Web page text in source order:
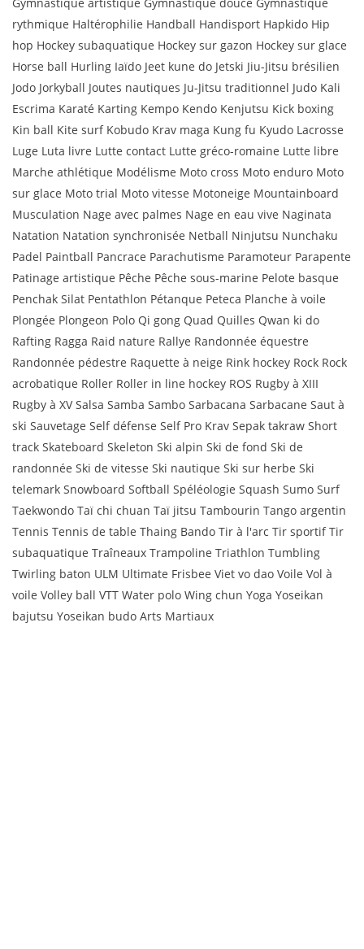
rythmique Haltérophilie Handball Handisport Hapkido Hip
hop Hockey subaquatique Hockey sur gazon Hockey sur glace
Horse ball Hurling Iaïdo Jeet kune do Jetski Jiu-Jitsu brésilien
Jodo Jorkyball Joutes nautiques Ju-Jitsu traditionnel Judo Kali
Escrima Karaté Karting Kempo Kendo Kenjutsu Kick boxing
Kin ball Kite surf Kobudo Krav maga Kung fu Kyudo Lacrosse
Luge Luta livre Lutte contact Lutte gréco-romaine Lutte libre
Marche athlétique Modélisme Moto cross Moto enduro Moto
sur glace Moto trial Moto vitesse Motoneige Mountainboard
Musculation Nage avec palmes Nage en eau vive Naginata
Natation Natation synchronisée Netball Ninjutsu Nunchaku
Padel Paintball Pancrace Parachutisme Paramoteur Parapente
Patinage artistique Pêche Pêche sous-marine Pelote basque
Penchak Silat Pentathlon Pétanque Peteca Planche à voile
Plongée Plongeon Polo Qi gong Quad Quilles Qwan ki do
Rafting Ragga Raid nature Rallye Randonnée équestre
Randonnée pédestre Raquette à neige Rink hockey Rock Rock
acrobatique Roller Roller in line hockey ROS Rugby à XIII
Rugby à XV Salsa Samba Sambo Sarbacana Sarbacane Saut à
ski Sauvetage Self défense Self Pro Krav Sepak takraw Short
track Skateboard Skeleton Ski alpin Ski de fond Ski de
randonnée Ski de vitesse Ski nautique Ski sur herbe Ski
telemark Snowboard Softball Spéléologie Squash Sumo Surf
Taekwondo Taï chi chuan Taï jitsu Tambourin Tango argentin
Tennis Tennis de table Thaing Bando Tir à l'arc Tir sportif Tir
subaquatique Traîneaux Trampoline Triathlon Tumbling
Twirling baton ULM Ultimate Frisbee Viet vo dao Voile Vol à
voile Volley ball VTT Water polo Wing chun Yoga Yoseikan
bajutsu Yoseikan budo Arts Martiaux